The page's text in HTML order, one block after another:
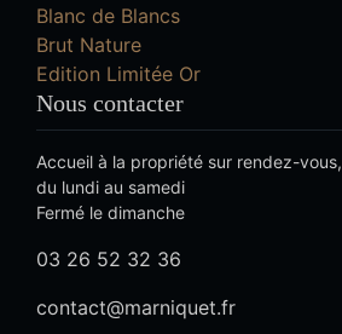
Blanc de Blancs
Brut Nature
Edition Limitée Or
Nous contacter
Accueil à la propriété sur rendez-vous,
du lundi au samedi
Fermé le dimanche
03 26 52 32 36
contact@marniquet.fr